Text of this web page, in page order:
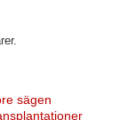
sägen